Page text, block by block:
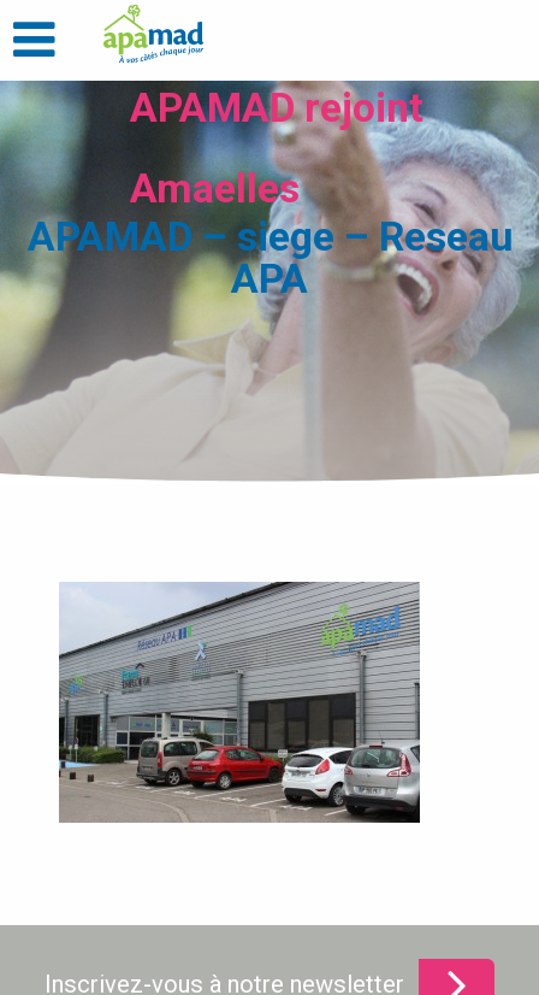
APAMAD rejoint
Amaelles
APAMAD – siege – Reseau
APA
Inscrivez-vous à notre newsletter